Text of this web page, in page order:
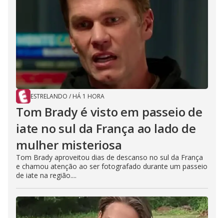
ESTRELANDO / HÁ 1 HORA
Tom Brady é visto em passeio de
iate no sul da França ao lado de
mulher misteriosa
Tom Brady aproveitou dias de descanso no sul da França
e chamou atenção ao ser fotografado durante um passeio
de iate na região....